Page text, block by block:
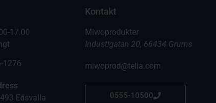
17.00
1276
Edsvalla
Kontakt
Miwoprodukter
Industigatan 20, 66434 Grums
miwoprod@telia.com
0555-10500